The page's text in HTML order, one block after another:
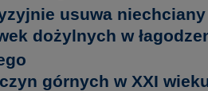
usuwa
dożyl­nych w
górnych w XXI